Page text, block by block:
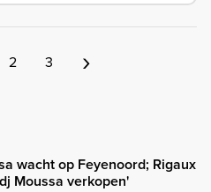
2 3 ›
wacht op Feyenoord; Rigaux
Moussa verkopen'